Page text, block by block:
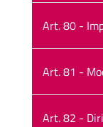
Art. 80 -
Art. 81 -
Art. 82 -